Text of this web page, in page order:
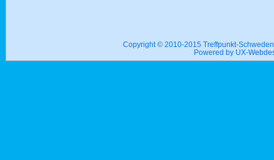
Copyright © 2010-2015 Treffpunkt-
Powered by UX-